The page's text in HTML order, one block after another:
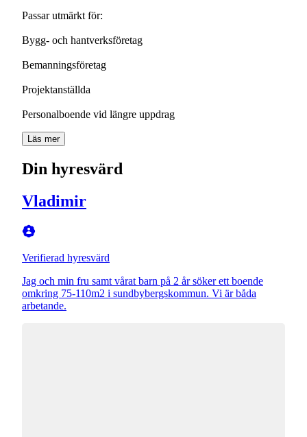
Passar utmärkt för:
Bygg- och hantverksföretag
Bemanningsföretag
Projektanställda
Personalboende vid längre uppdrag
Läs mer
Din hyresvärd
Vladimir
Verifierad hyresvärd
Jag och min fru samt vårat barn på 2 år söker ett boende
omkring 75-110m2 i sundbybergskommun. Vi är båda
arbetande.